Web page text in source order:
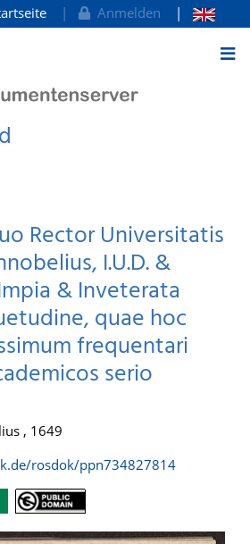
Anmelden
Rector Universitatis
I.U.D. &
& Inveterata
quae hoc
frequentari
serio
, 1649
rosdok/ppn734827814